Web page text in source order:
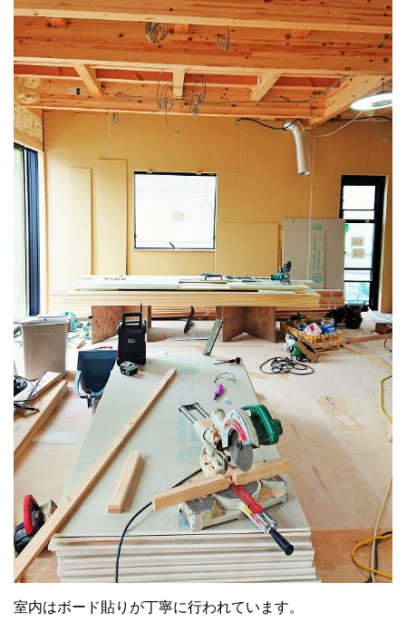
室内はボード貼りが丁寧に行われています。